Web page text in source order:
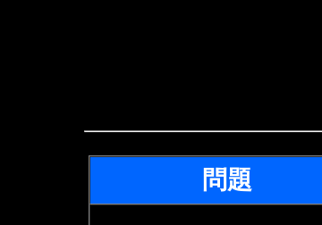
問題